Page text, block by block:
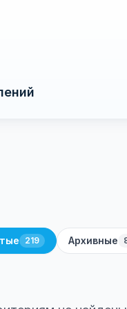
219 Архивные